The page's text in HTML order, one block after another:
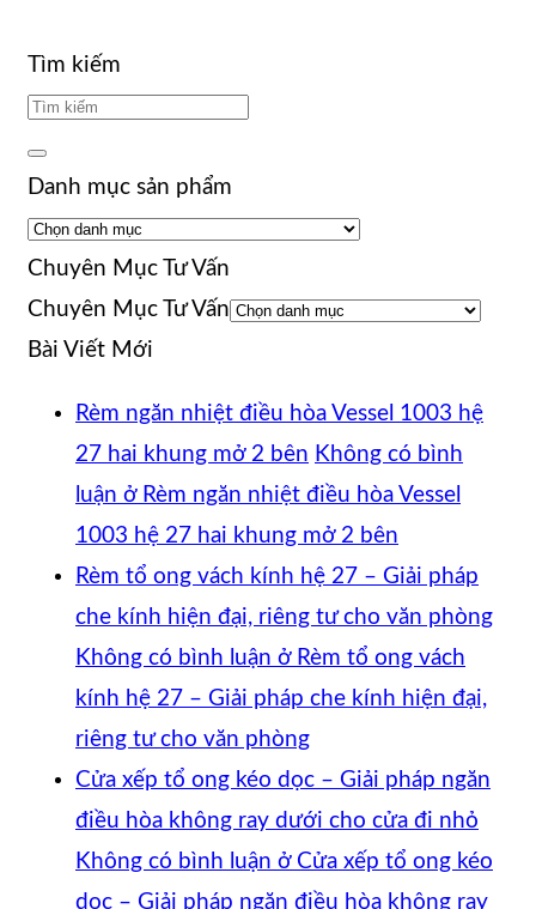
Tìm kiếm
Danh mục sản phẩm
Chuyên Mục Tư Vấn
Chuyên Mục Tư Vấn
Bài Viết Mới
Rèm ngăn nhiệt điều hòa Vessel 1003 hệ
27 hai khung mở 2 bên Không có bình
luận ở Rèm ngăn nhiệt điều hòa Vessel
1003 hệ 27 hai khung mở 2 bên
Rèm tổ ong vách kính hệ 27 – Giải pháp
che kính hiện đại, riêng tư cho văn phòng
Không có bình luận ở Rèm tổ ong vách
kính hệ 27 – Giải pháp che kính hiện đại,
riêng tư cho văn phòng
Cửa xếp tổ ong kéo dọc – Giải pháp ngăn
điều hòa không ray dưới cho cửa đi nhỏ
Không có bình luận ở Cửa xếp tổ ong kéo
dọc – Giải pháp ngăn điều hòa không ray